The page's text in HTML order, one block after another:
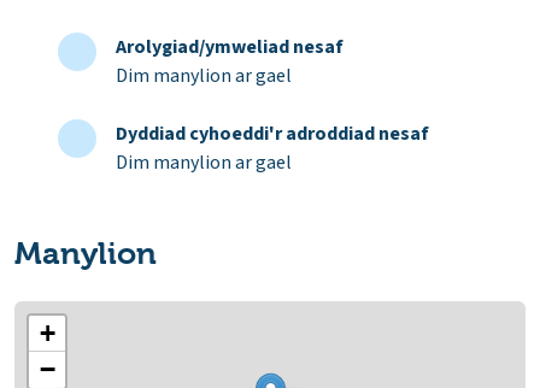
Arolygiad/ymweliad nesaf
Dim manylion ar gael
Dyddiad cyhoeddi'r adroddiad nesaf
Dim manylion ar gael
Manylion
+
−